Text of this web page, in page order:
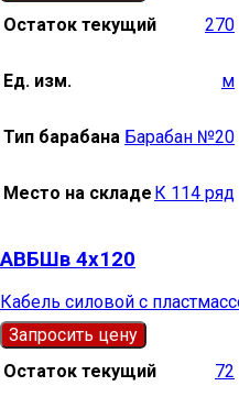
Остаток текущий
270
Ед. изм. м
Тип барабана Барабан №20
Место на складе К 114 ряд
АВБШв 4х120
Кабель силовой с
Запросить цену
Остаток текущий
72